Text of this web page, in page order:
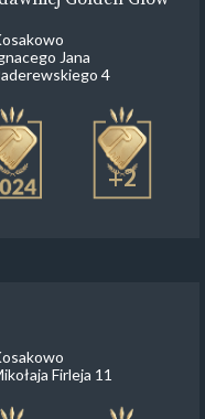
Jana
4
+2
Firleja 11